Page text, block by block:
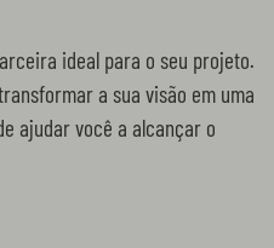
ideal para o seu projeto.
a sua visão em uma
ajudar você a alcançar o